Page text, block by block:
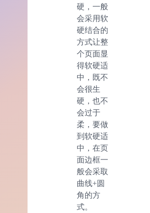
硬，一般
会采用软
硬结合的
方式让整
个页面显
得软硬适
中，既不
会很生
硬，也不
会过于
柔，要做
到软硬适
中，在页
面边框一
般会采取
曲线+圆
角的方
式。